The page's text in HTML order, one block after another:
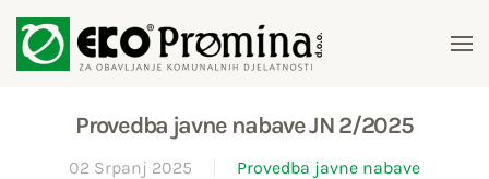
Skip to main content
Provedba javne nabave JN 2/2025
02 Srpanj 2025 Provedba javne nabave